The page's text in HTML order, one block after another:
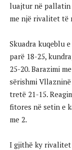
luajtur në pallatin
me një rivalitet të
Skuadra kuqeblu
parë 18-25,
25-20. Barazimi
sërishmi
tretë 21-15.
fitores në setin e
me 2.
I gjithë ky rivalitet